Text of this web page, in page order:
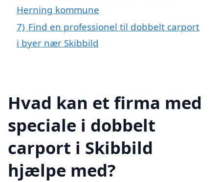
Herning kommune
7) Find en professionel til dobbelt carport
i byer nær Skibbild
Hvad kan et firma med
speciale i dobbelt
carport i Skibbild
hjælpe med?